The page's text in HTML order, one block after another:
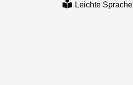
Leichte Sprache